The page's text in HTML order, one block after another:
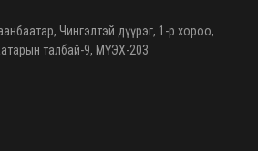
Чингэлтэй дүүрэг, 1-р хороо,
талбай-9, МҮЭХ-203